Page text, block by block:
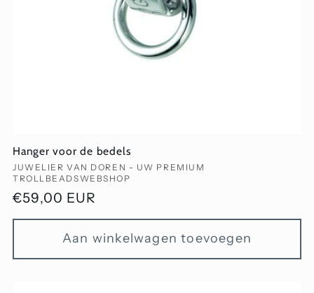
Hanger voor de bedels
Verkoper:
JUWELIER VAN DOREN - UW PREMIUM
TROLLBEADSWEBSHOP
Normale
prijs
€59,00 EUR
Aan winkelwagen toevoegen